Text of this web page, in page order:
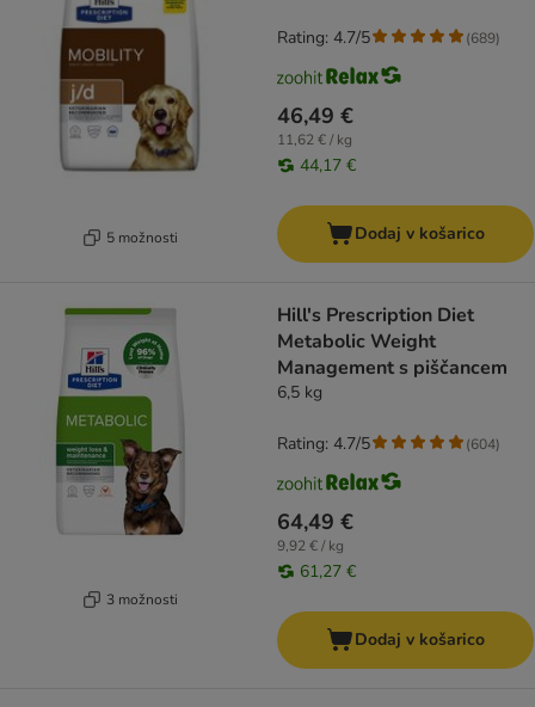
5 možnosti
46,49 €
11,62 € / kg
44,17 €
Rating: 4.7/5 (689)
Dodaj v košarico
3 možnosti
Hill's Prescription Diet
Metabolic Weight
Management s piščancem
6,5 kg
64,49 €
9,92 € / kg
61,27 €
Rating: 4.7/5 (604)
Dodaj v košarico